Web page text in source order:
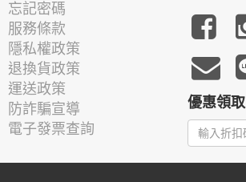
忘記密碼
服務條款
隱私權政策
退換貨政策
運送政策
防詐騙宣導
電子發票查詢
優惠領取